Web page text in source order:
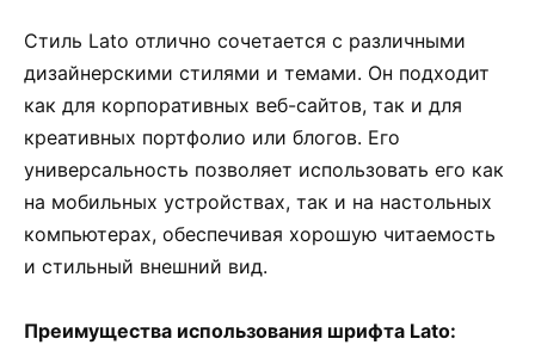
Стиль Lato отлично сочетается с различными
дизайнерскими стилями и темами. Он подходит
как для корпоративных веб-сайтов, так и для
креативных портфолио или блогов. Его
универсальность позволяет использовать его как
на мобильных устройствах, так и на настольных
компьютерах, обеспечивая хорошую читаемость
и стильный внешний вид.
Преимущества использования шрифта Lato: